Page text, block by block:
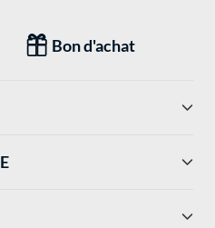
Bon d'achat